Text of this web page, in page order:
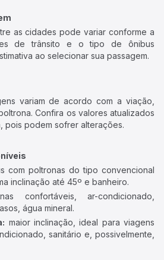
as cidades pode variar conforme a
de trânsito e o tipo de ônibus
ao selecionar sua passagem.
variam de acordo com a viação,
Confira os valores atualizados
pois podem sofrer alterações.
com poltronas do tipo convencional
inclinação até 45º e banheiro.
confortáveis, ar-condicionado,
água mineral.
maior inclinação, ideal para viagens
sanitário e, possivelmente,